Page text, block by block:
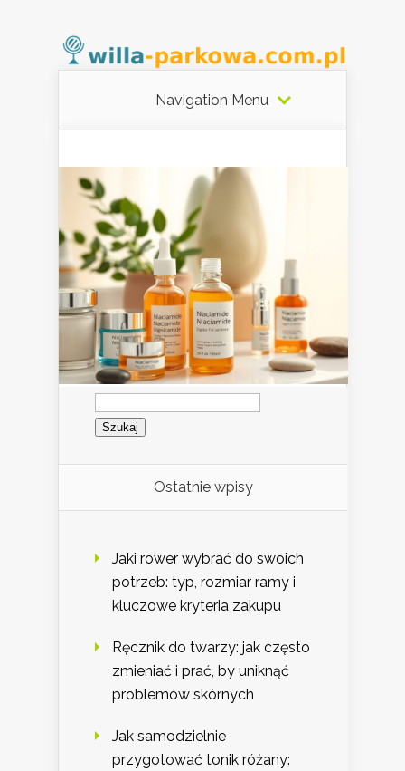
Navigation Menu
Szukaj:
Ostatnie wpisy
Jaki rower wybrać do swoich
potrzeb: typ, rozmiar ramy i
kluczowe kryteria zakupu
Ręcznik do twarzy: jak często
zmieniać i prać, by uniknąć
problemów skórnych
Jak samodzielnie
przygotować tonik różany: